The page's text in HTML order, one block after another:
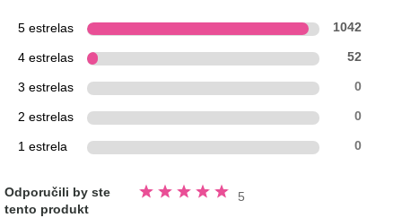
5 estrelas 1042
4 estrelas 52
3 estrelas 0
2 estrelas 0
1 estrela 0
Odporučili by ste
tento produkt
5
Avaliado
5.0